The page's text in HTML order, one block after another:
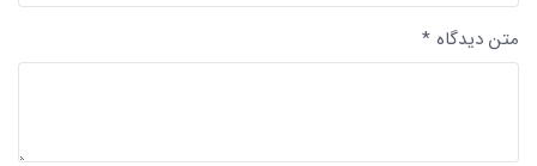
متن دیدگاه *